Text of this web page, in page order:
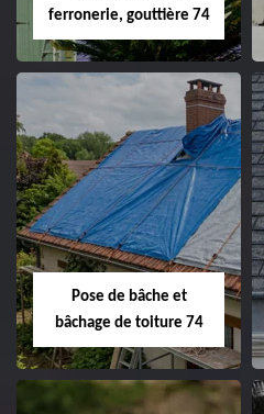
ferronerie, gouttière 74
Pose de bâche et
bâchage de toiture 74